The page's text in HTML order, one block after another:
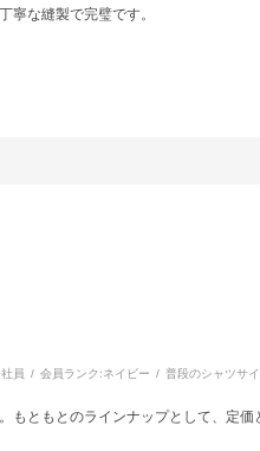
寧な縫製で完璧です。
員 会員ランク:ネイビー 普段のシャツサ
もともとのラインナップとして、定